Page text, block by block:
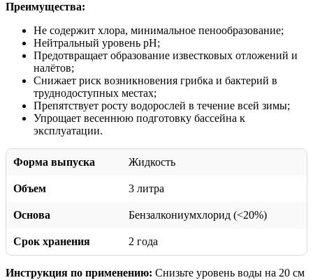
Преимущества:
Не содержит хлора, минимальное пенообразование;
Нейтральный уровень pH;
Предотвращает образование известковых отложений и
налётов;
Снижает риск возникновения грибка и бактерий в
труднодоступных местах;
Препятствует росту водорослей в течение всей зимы;
Упрощает весеннюю подготовку бассейна к
эксплуатации.
Форма выпуска Жидкость
Объем 3 литра
Основа Бензалкониумхлорид (<20%)
Срок хранения 2 года
Инструкция по применению: Снизьте уровень воды на 20 см